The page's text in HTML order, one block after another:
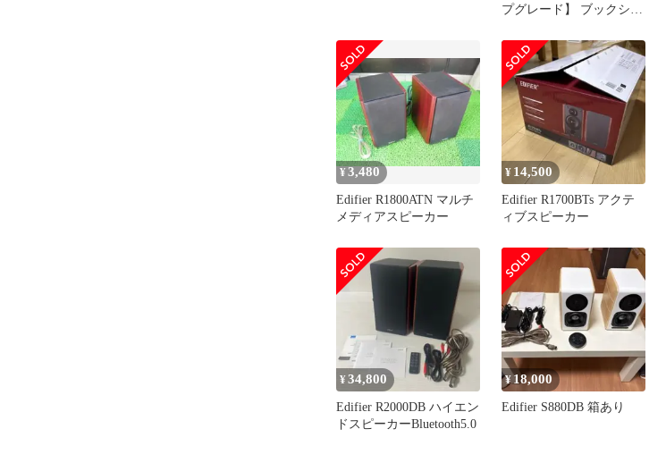
プグレード】 ブックシェ
¥3,480
Edifier R1800ATN マルチ
メディアスピーカー
¥ 14,500
Edifier R1700BTs アクテ
ィブスピーカー
¥34,800
Edifier R2000DB ハイエン
ドスピーカーBluetooth5.0
¥18,000
Edifier S880DB 箱あり